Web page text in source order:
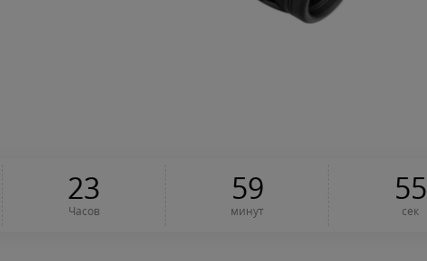
23
Часов
59
минут
54
сек